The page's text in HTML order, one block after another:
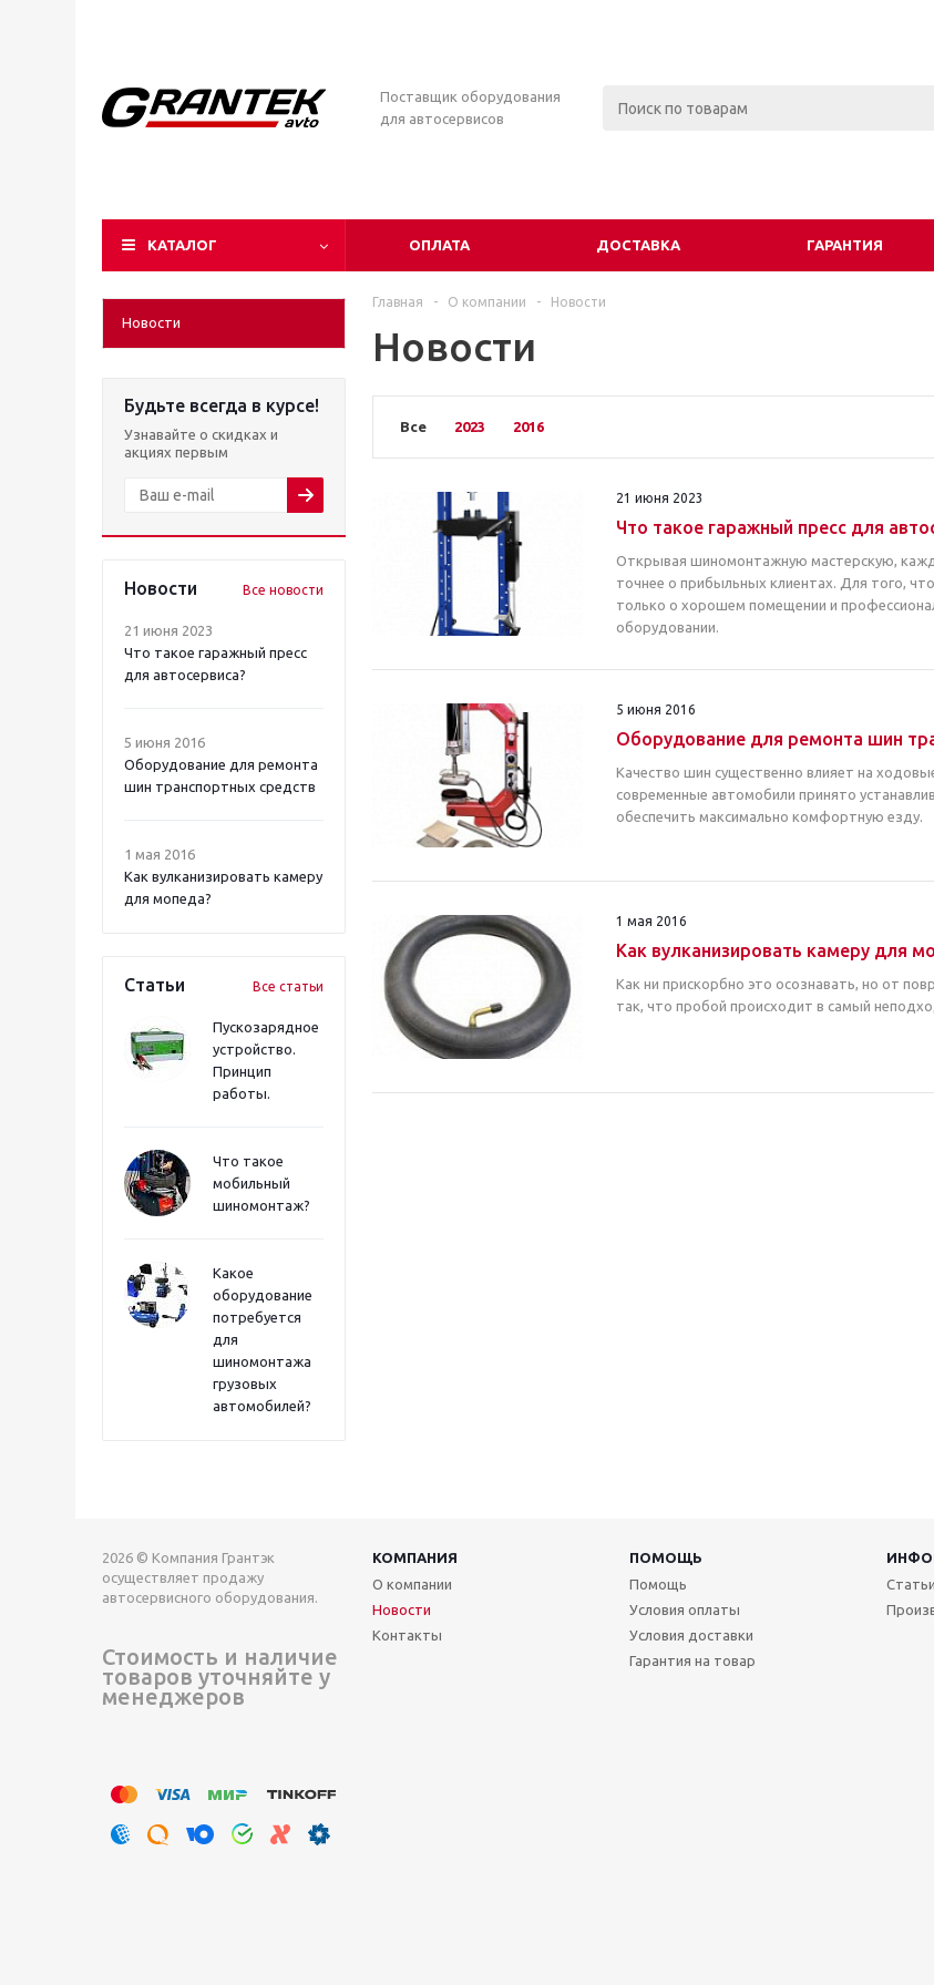
Поставщик оборудования
для автосервисов
КАТАЛОГ ОПЛАТА ДОСТАВКА ГАРАНТИЯ
Новости
Будьте всегда в курсе!
Узнавайте о скидках и
акциях первым
Новости Все новости
21 июня 2023
Что такое гаражный пресс
для автосервиса?
5 июня 2016
Оборудование для ремонта
шин транспортных средств
1 мая 2016
Как вулканизировать камеру
для мопеда?
Статьи Все статьи
Пускозарядное
устройство.
Принцип
работы.
Что такое
мобильный
шиномонтаж?
Какое
оборудование
потребуется
для
шиномонтажа
грузовых
автомобилей?
Главная - О компании - Новости
Новости
Все 2023 2016
21 июня 2023
Что такое гаражный пресс для
Открывая шиномонтажную мастерскую,
точнее о прибыльных клиентах. Для того,
только о хорошем помещении и
оборудовании.
5 июня 2016
Оборудование для ремонта шин
Качество шин существенно влияет на
современные автомобили принято
обеспечить максимально комфортную езду.
1 мая 2016
Как вулканизировать камеру для
Как ни прискорбно это осознавать, но от
так, что пробой происходит в самый
2026 © Компания Грантэк
осуществляет продажу
автосервисного оборудования.
Стоимость и наличие
товаров уточняйте у
менеджеров
КОМПАНИЯ ПОМОЩЬ
О компании
Новости
Контакты
Помощь
Условия оплаты
Условия доставки
Гарантия на товар
Статьи